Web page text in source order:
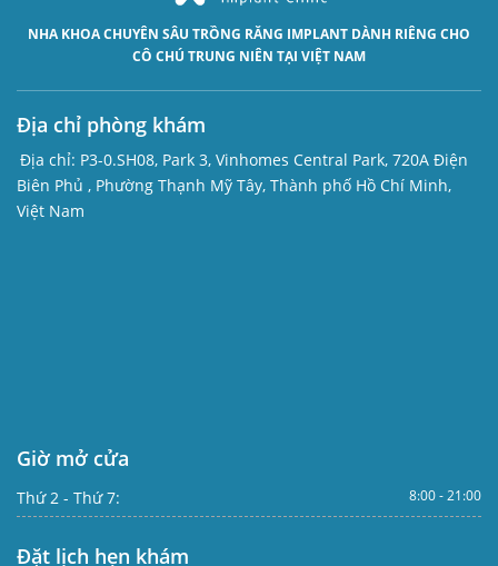
NHA KHOA CHUYÊN SÂU TRỒNG RĂNG IMPLANT DÀNH RIÊNG CHO
CÔ CHÚ TRUNG NIÊN TẠI VIỆT NAM
Địa chỉ phòng khám
Địa chỉ: P3-0.SH08, Park 3, Vinhomes Central Park, 720A Điện
Biên Phủ , Phường Thạnh Mỹ Tây, Thành phố Hồ Chí Minh,
Việt Nam
Giờ mở cửa
Thứ 2 - Thứ 7: 8:00 - 21:00
Đặt lịch hẹn khám